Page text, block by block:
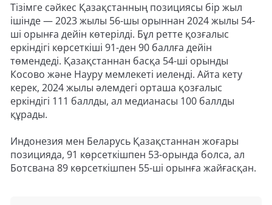
Тізімге сәйкес Қазақстанның позициясы бір жыл
ішінде — 2023 жылы 56-шы орыннан 2024 жылы 54-
ші орынға дейін көтерілді. Бұл ретте қозғалыс
еркіндігі көрсеткіші 91-ден 90 баллға дейін
төмендеді. Қазақстаннан басқа 54-ші орынды
Косово және Науру мемлекеті иеленді. Айта кету
керек, 2024 жылы әлемдегі орташа қозғалыс
еркіндігі 111 баллды, ал медианасы 100 баллды
құрады.
Индонезия мен Беларусь Қазақстаннан жоғары
позицияда, 91 көрсеткішпен 53-орында болса, ал
Ботсвана 89 көрсеткішпен 55-ші орынға жайғасқан.